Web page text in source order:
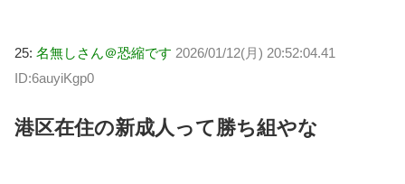
25: 名無しさん＠恐縮です 2026/01/12(月) 20:52:04.41
ID:6auyiKgp0
港区在住の新成人って勝ち組やな